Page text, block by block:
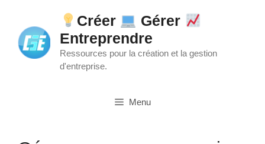
contenu
Créer
Gérer
Entreprendre
Ressources pour la création et la gestion
d'entreprise.
Menu